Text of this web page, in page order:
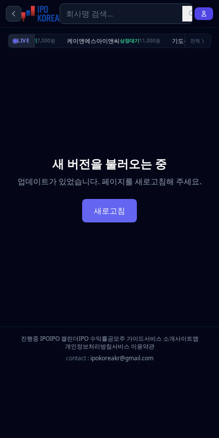
LIVE
셔스상장대기7,000원 케이앤에스아이앤씨상장대기11,000원 기도산업수요예측
전체
새 버전을 불러오는 중
업데이트가 있었습니다. 페이지를 새로고침해 주세요.
새로고침
진행중 IPOIPO 캘린더IPO 수익률공모주 가이드서비스 소개사이트맵
개인정보처리방침서비스 이용약관
contact : ipokoreakr@gmail.com